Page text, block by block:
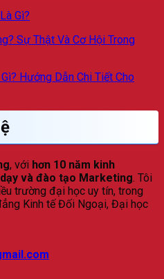
Gì?
Sự Thật Và Cơ Hội Trong
Hướng Dẫn Chi Tiết Cho
, với hơn 10 năm kinh
và đào tạo Marketing. Tôi
trường đại học uy tín, trong
Kinh tế Đối Ngoại, Đại học